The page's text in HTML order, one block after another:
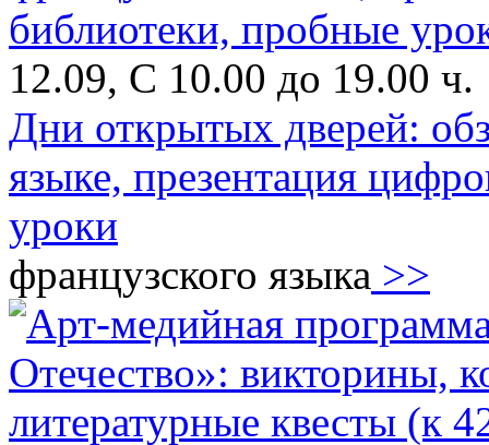
12.09, С 10.00 до 19.00 ч.
Дни открытых дверей:
языке, презентация
уроки
французского языка >>